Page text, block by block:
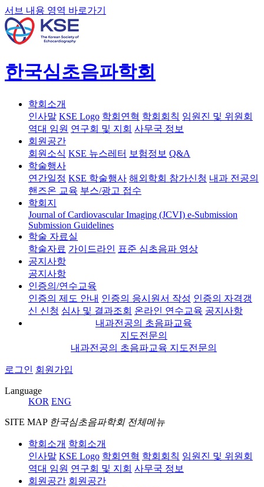
서브 내용 영역 바로가기
한국심초음파학회
학회소개
인사말 KSE Logo 학회연혁 학회회칙 임원진 및 위원회
역대 임원 연구회 및 지회 사무국 정보
회원공간
회원소식 KSE 뉴스레터 보험정보 Q&A
학술행사
연간일정 KSE 학술행사 해외학회 참가신청 내과 전공의
핸즈온 교육 부스/광고 접수
학회지
Journal of Cardiovascular Imaging (JCVI) e-Submission
Submission Guidelines
학술 자료실
학술자료 가이드라인 표준 심초음파 영상
공지사항
공지사항
인증의/연수교육
인증의 제도 안내 인증의 응시원서 작성 인증의 자격갱
신 신청 심사 및 결과조회 온라인 연수교육 공지사항
내과전공의 초음파교육
지도전문의
내과전공의 초음파교육 지도전문의
로그인 회원가입
Language
KOR ENG
SITE MAP 한국심초음파학회 전체메뉴
학회소개 학회소개
인사말 KSE Logo 학회연혁 학회회칙 임원진 및 위원회
역대 임원 연구회 및 지회 사무국 정보
회원공간 회원공간